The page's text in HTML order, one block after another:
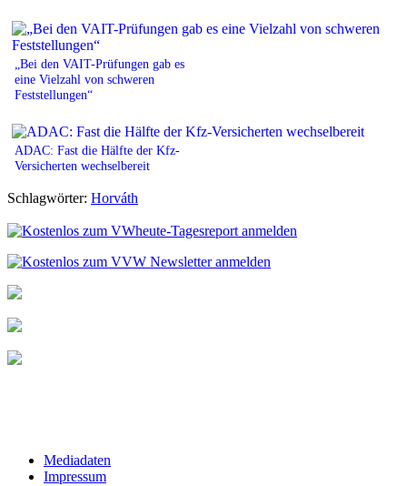
„Bei den VAIT-Prüfungen gab es
eine Vielzahl von schweren
Feststellungen“
ADAC: Fast die Hälfte der Kfz-
Versicherten wechselbereit
Schlagwörter: Horváth
Mediadaten
Impressum